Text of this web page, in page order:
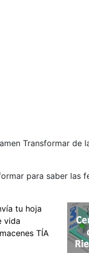
Transformar de
para saber